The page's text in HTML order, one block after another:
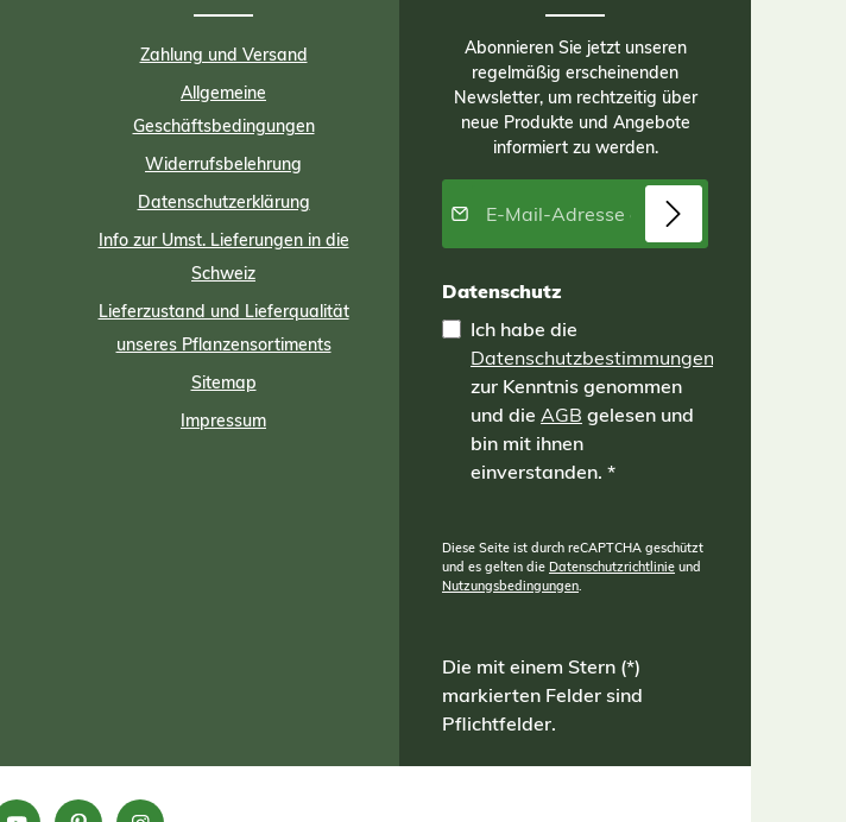
Zahlung und Versand
Allgemeine
Geschäftsbedingungen
Widerrufsbelehrung
Datenschutzerklärung
Info zur Umst. Lieferungen in die
Schweiz
Lieferzustand und Lieferqualität
unseres Pflanzensortiments
Sitemap
Impressum
Abonnieren Sie jetzt unseren
regelmäßig erscheinenden
Newsletter, um rechtzeitig über
neue Produkte und Angebote
informiert zu werden.
E-Mail-Adresse*
Datenschutz
Ich habe die
Datenschutzbestimmungen
zur Kenntnis genommen
und die AGB gelesen und
bin mit ihnen
einverstanden. *
Diese Seite ist durch reCAPTCHA geschützt
und es gelten die Datenschutzrichtlinie und
Nutzungsbedingungen.
Die mit einem Stern (*)
markierten Felder sind
Pflichtfelder.